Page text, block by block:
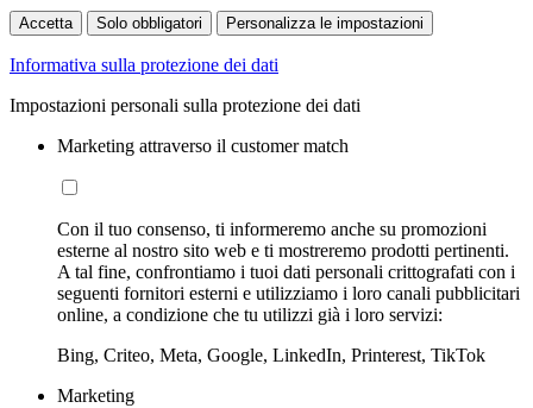
Accetta Solo obbligatori Personalizza le impostazioni
Informativa sulla protezione dei dati
Impostazioni personali sulla protezione dei dati
Marketing attraverso il customer match
Con il tuo consenso, ti informeremo anche su promozioni
esterne al nostro sito web e ti mostreremo prodotti pertinenti.
A tal fine, confrontiamo i tuoi dati personali crittografati con i
seguenti fornitori esterni e utilizziamo i loro canali pubblicitari
online, a condizione che tu utilizzi già i loro servizi:
Bing, Criteo, Meta, Google, LinkedIn, Printerest, TikTok
Marketing